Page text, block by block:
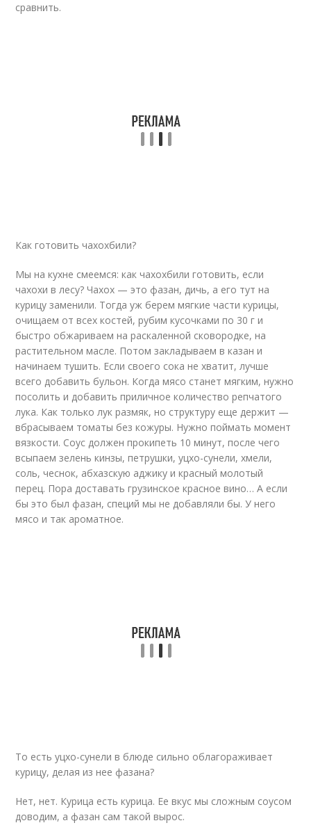
сравнить.
Как готовить чахохбили?
Мы на кухне смеемся: как чахохбили готовить, если
чахохи в лесу? Чахох — это фазан, дичь, а его тут на
курицу заменили. Тогда уж берем мягкие части курицы,
очищаем от всех костей, рубим кусочками по 30 г и
быстро обжариваем на раскаленной сковородке, на
растительном масле. Потом закладываем в казан и
начинаем тушить. Если своего сока не хватит, лучше
всего добавить бульон. Когда мясо станет мягким, нужно
посолить и добавить приличное количество репчатого
лука. Как только лук размяк, но структуру еще держит —
вбрасываем томаты без кожуры. Нужно поймать момент
вязкости. Соус должен прокипеть 10 минут, после чего
всыпаем зелень кинзы, петрушки, уцхо-сунели, хмели,
соль, чеснок, абхазскую аджику и красный молотый
перец. Пора доставать грузинское красное вино… А если
бы это был фазан, специй мы не добавляли бы. У него
мясо и так ароматное.
То есть уцхо-сунели в блюде сильно облагораживает
курицу, делая из нее фазана?
Нет, нет. Курица есть курица. Ее вкус мы сложным соусом
доводим, а фазан сам такой вырос.